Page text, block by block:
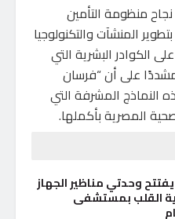
منظومة التأمين
المنشآت والتكنولوجيا
الكوادر البشرية التي
مشددًا على أن “فرسان
النماذج المشرفة التي
المصرية بأكملها.
وحدتي مناظير الجهاز
القلب بمستشفى